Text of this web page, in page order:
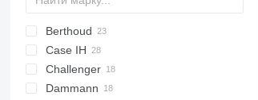
Condor
ZA
Pantera
UF
UX
F40
Berthoud
BOXER
RAPTOR
TENOR
Case IH
4430
Patriot
Challenger
RoGator
Xerion
Dammann